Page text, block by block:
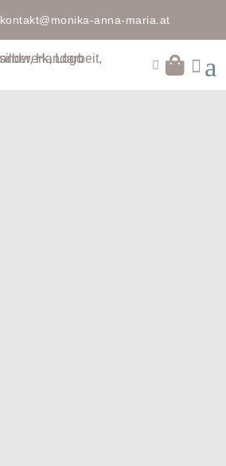
kontakt@monika-anna-maria.at
  a